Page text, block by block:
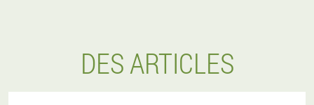
DES ARTICLES